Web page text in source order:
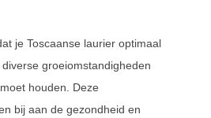
je Toscaanse laurier optimaal
groeiomstandigheden
houden. Deze
bij aan de gezondheid en